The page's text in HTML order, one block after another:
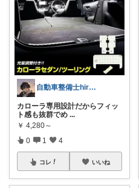
自動車整備士hiro-パパの部屋
カローラ専用設計だからフィッ
ト感も抜群でめ ...
￥ 4,280～
0 1 4
コレ いいね